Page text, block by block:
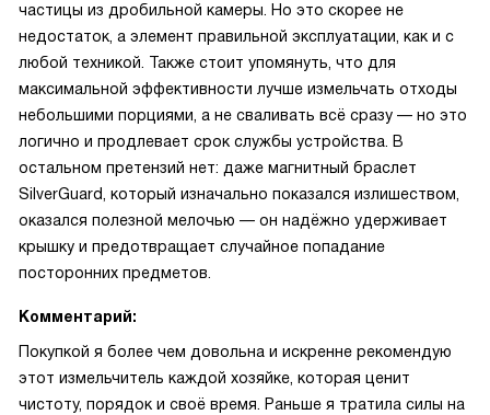
частицы из дробильной камеры. Но это скорее не
недостаток, а элемент правильной эксплуатации, как и с
любой техникой. Также стоит упомянуть, что для
максимальной эффективности лучше измельчать отходы
небольшими порциями, а не сваливать всё сразу — но это
логично и продлевает срок службы устройства. В
остальном претензий нет: даже магнитный браслет
SilverGuard, который изначально показался излишеством,
оказался полезной мелочью — он надёжно удерживает
крышку и предотвращает случайное попадание
посторонних предметов.
Комментарий:
Покупкой я более чем довольна и искренне рекомендую
этот измельчитель каждой хозяйке, которая ценит
чистоту, порядок и своё время. Раньше я тратила силы на